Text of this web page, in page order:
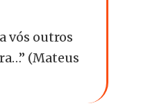
vós outros
(Mateus